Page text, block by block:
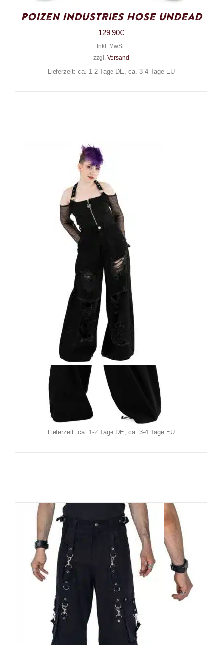
Poizen Industries Hose Undead
129,90€
Inkl. MwSt.
zzgl. Versand
Lieferzeit: ca. 1-2 Tage DE, ca. 3-4 Tage EU
Chemical Black Hose Carrie
69,90
Inkl. MwSt.
zzgl.
Versand
Lieferzeit: ca. 1-2 Tage DE, ca. 3-4 Tage EU